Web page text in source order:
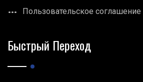
Пользовательское соглашение
Быстрый Переход